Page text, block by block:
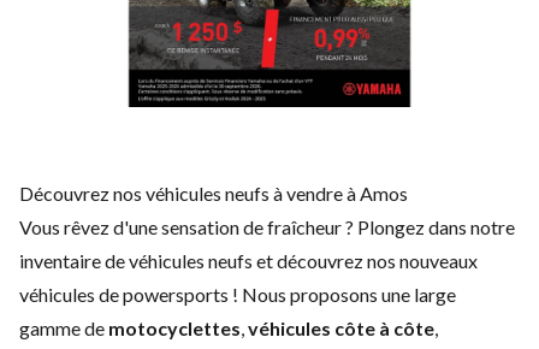
Découvrez nos véhicules neufs à vendre à Amos
Vous rêvez d'une sensation de fraîcheur ? Plongez dans notre
inventaire de véhicules neufs et découvrez nos nouveaux
véhicules de powersports ! Nous proposons une large
gamme de motocyclettes,véhicules côte à côte,